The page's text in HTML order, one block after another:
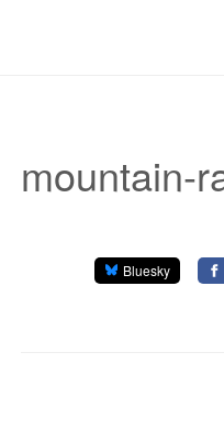
mountain-
Bluesky